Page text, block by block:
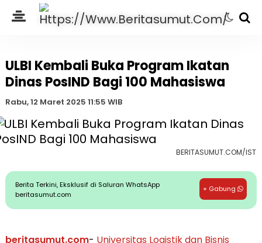
ULBI Kembali Buka Program Ikatan
Dinas PosIND Bagi 100 Mahasiswa
Rabu, 12 Maret 2025 11:55 WIB
BERITASUMUT.COM/IST
Berita Terkini, Eksklusif di Saluran WhatsApp
beritasumut.com
+ Gabung
beritasumut.com- Universitas Logistik dan Bisnis